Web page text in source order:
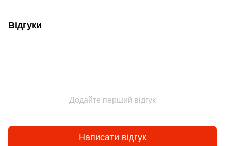
Відгуки
Додайте перший відгук
Написати відгук